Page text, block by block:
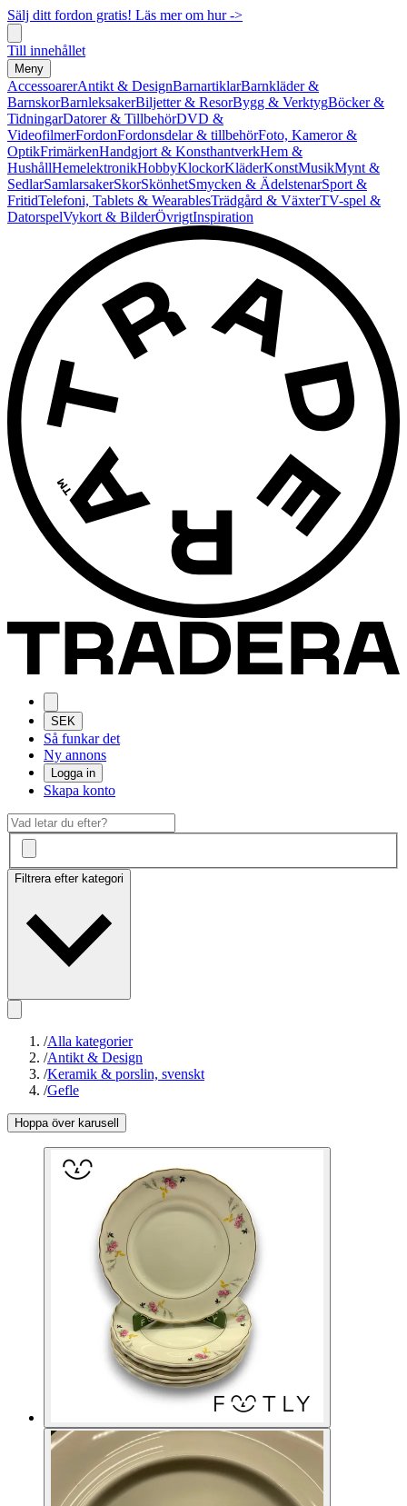
Sälj ditt fordon gratis! Läs mer om hur ->
Till innehållet
Meny
AccessoarerAntikt & DesignBarnartiklarBarnkläder &
BarnskorBarnleksakerBiljetter & ResorBygg & VerktygBöcker &
TidningarDatorer & TillbehörDVD &
VideofilmerFordonFordonsdelar & tillbehörFoto, Kameror &
OptikFrimärkenHandgjort & KonsthantverkHem &
HushållHemelektronikHobbyKlockorKläderKonstMusikMynt &
SedlarSamlarsakerSkorSkönhetSmycken & ÄdelstenarSport &
FritidTelefoni, Tablets & WearablesTrädgård & VäxterTV-spel &
DatorspelVykort & BilderÖvrigtInspiration
SEK
Så funkar det
Ny annons
Logga in
Skapa konto
Filtrera efter kategori
/Alla kategorier
/Antikt & Design
/Keramik & porslin, svenskt
/Gefle
Hoppa över karusell